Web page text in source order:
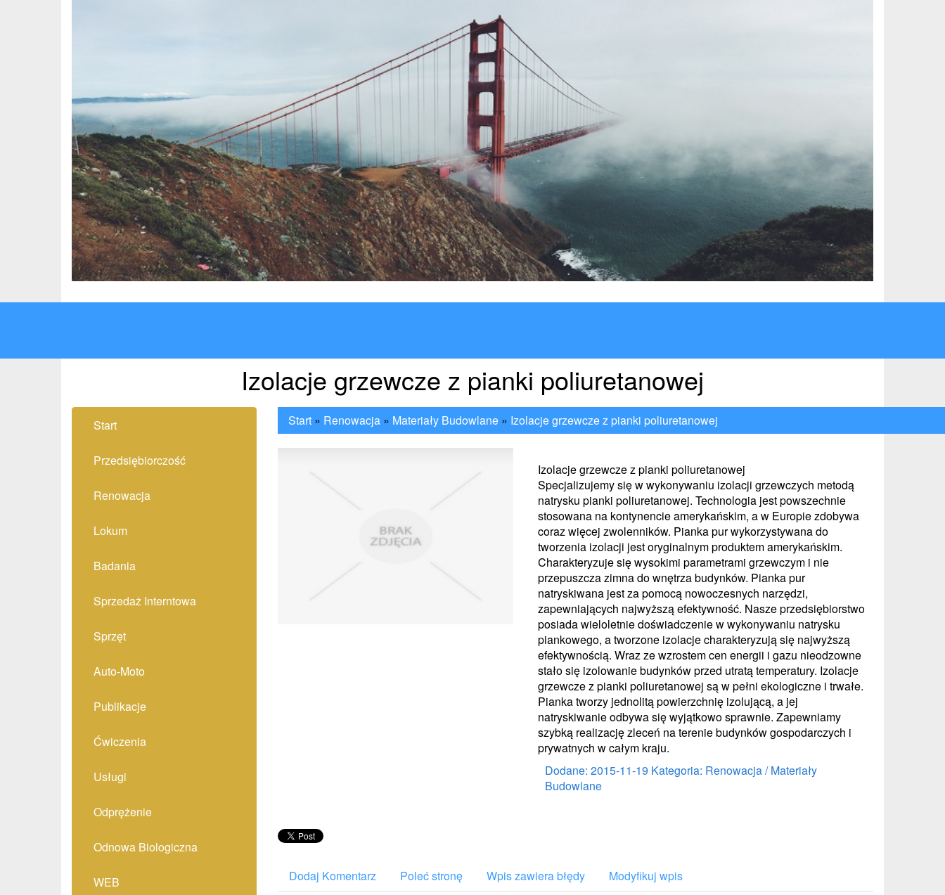
Izolacje grzewcze z pianki poliuretanowej
Start
Przedsiębiorczość
Renowacja
Lokum
Badania
Sprzedaż Interntowa
Sprzęt
Auto-Moto
Publikacje
Ćwiczenia
Usługi
Odprężenie
Odnowa Biologiczna
WEB
Start» Renowacja» Materiały Budowlane» Izolacje grzewcze z pianki poliuretanowej
Izolacje grzewcze z pianki poliuretanowej
Specjalizujemy się w wykonywaniu izolacji grzewczych metodą
natrysku pianki poliuretanowej. Technologia jest powszechnie
stosowana na kontynencie amerykańskim, a w Europie zdobywa
coraz więcej zwolenników. Pianka pur wykorzystywana do
tworzenia izolacji jest oryginalnym produktem amerykańskim.
Charakteryzuje się wysokimi parametrami grzewczym i nie
przepuszcza zimna do wnętrza budynków. Pianka pur
natryskiwana jest za pomocą nowoczesnych narzędzi,
zapewniających najwyższą efektywność. Nasze przedsiębiorstwo
posiada wieloletnie doświadczenie w wykonywaniu natrysku
piankowego, a tworzone izolacje charakteryzują się najwyższą
efektywnością. Wraz ze wzrostem cen energii i gazu nieodzowne
stało się izolowanie budynków przed utratą temperatury. Izolacje
grzewcze z pianki poliuretanowej są w pełni ekologiczne i trwałe.
Pianka tworzy jednolitą powierzchnię izolującą, a jej
natryskiwanie odbywa się wyjątkowo sprawnie. Zapewniamy
szybką realizację zleceń na terenie budynków gospodarczych i
prywatnych w całym kraju.
Dodane: 2015-11-19 Kategoria: Renowacja / Materiały
Budowlane
Dodaj Komentarz Poleć stronę Wpis zawiera błędy Modyfikuj wpis